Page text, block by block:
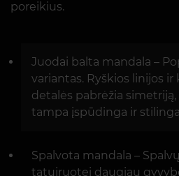
poreikius.
Juodai balta mandala –
variantas. Ryškios linijos
detalės pabrėžia
tampa įspūdinga ir
Spalvota mandala –
tatuiruotei daugiau